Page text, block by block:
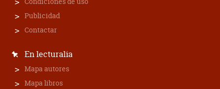
Publicidad
Contactar
En lecturalia
Mapa autores
Mapa libros